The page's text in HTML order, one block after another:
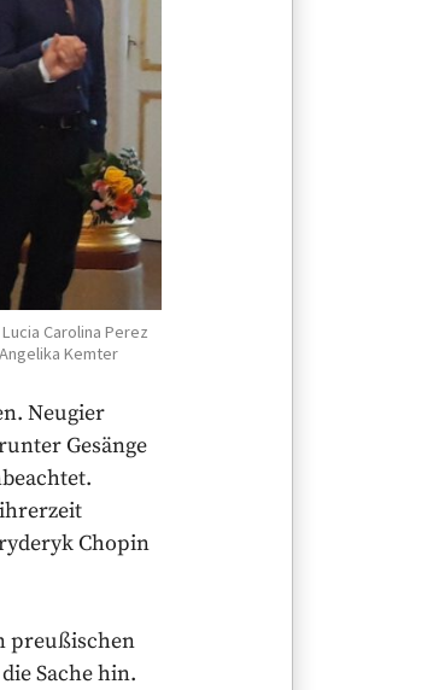
Carolina Perez
Kemter
Neugier
Gesänge
Chopin
preußischen
Sache hin.